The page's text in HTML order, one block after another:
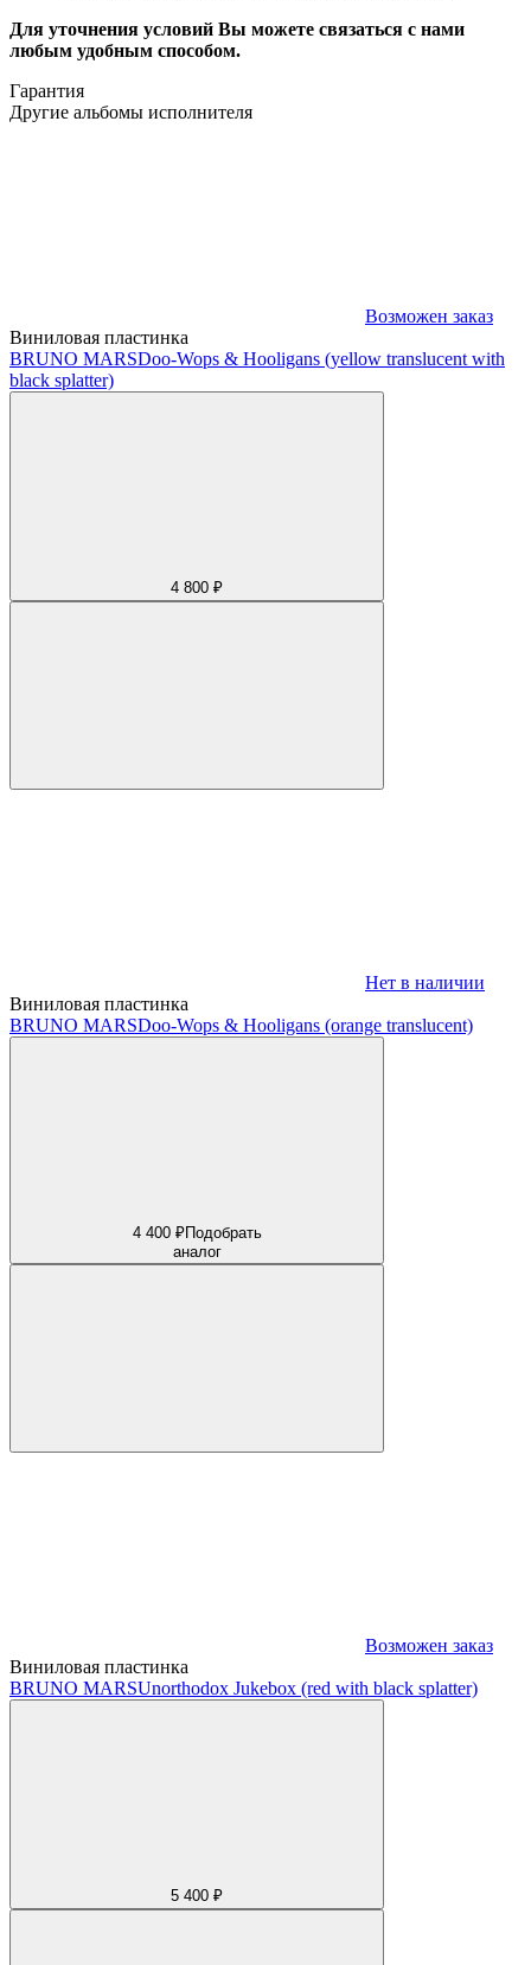
Для уточнения условий Вы можете связаться с нами
любым удобным способом.
Гарантия
Другие альбомы исполнителя
Возможен заказ
Виниловая пластинка
BRUNO MARSDoo-Wops & Hooligans (yellow translucent with
black splatter)
4 800 ₽
Нет в наличии
Виниловая пластинка
BRUNO MARSDoo-Wops & Hooligans (orange translucent)
4 400 ₽Подобрать
аналог
Возможен заказ
Виниловая пластинка
BRUNO MARSUnorthodox Jukebox (red with black splatter)
5 400 ₽